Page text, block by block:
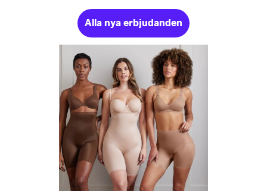
Alla nya erbjudanden